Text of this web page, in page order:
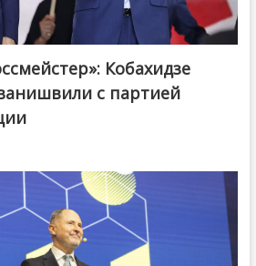
Dream
Кобахидзе
с партией